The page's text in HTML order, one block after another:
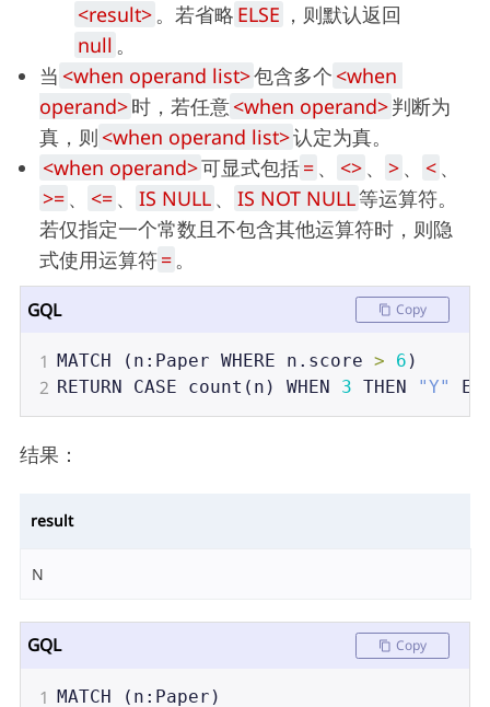
<result>。若省略 ELSE ，则默认返回
null 。
当 <when operand list>包含多个 <when
operand>时，若任意<when operand>判断为
真，则 <when operand list>认定为真。
<when operand>可显式包括= 、 <> 、 > 、 < 、
>= 、 <= 、 IS NULL 、 IS NOT NULL等运算符。
若仅指定一个常数且不包含其他运算符时，则隐
式使用运算符=。
GQL Copy
1 MATCH ( n : Paper WHERE n . score > 6 )
2 RETURN CASE count ( n ) WHEN 3 THEN "Y"
结果：
result
N
GQL Copy
1 MATCH ( n : Paper )